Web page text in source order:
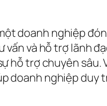
doanh nghiệp
và hỗ trợ lãnh
hỗ trợ chuyên
doanh nghiệp duy